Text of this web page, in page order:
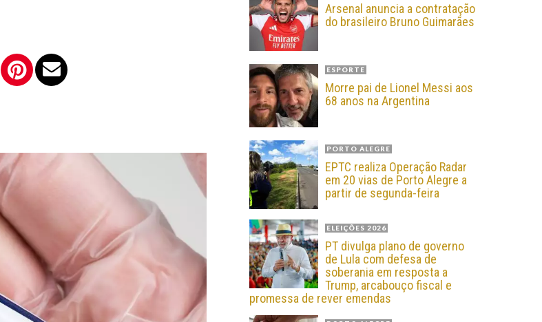
Arsenal anuncia a contratação
do brasileiro Bruno Guimarães
ESPORTE
Morre pai de Lionel Messi aos
68 anos na Argentina
PORTO ALEGRE
EPTC realiza Operação Radar
em 20 vias de Porto Alegre a
partir de segunda-feira
ELEIÇÕES 2026
PT divulga plano de governo
de Lula com defesa de
soberania em resposta a
Trump, arcabouço fiscal e
promessa de rever emendas